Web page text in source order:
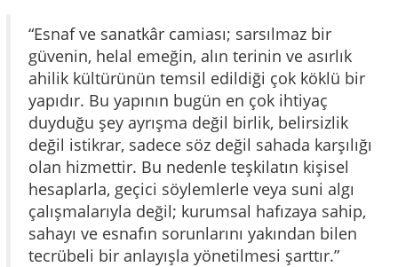
“Esnaf ve sanatkâr camiası; sarsılmaz bir
güvenin, helal emeğin, alın terinin ve asırlık
ahilik kültürünün temsil edildiği çok köklü bir
yapıdır. Bu yapının bugün en çok ihtiyaç
duyduğu şey ayrışma değil birlik, belirsizlik
değil istikrar, sadece söz değil sahada karşılığı
olan hizmettir. Bu nedenle teşkilatın kişisel
hesaplarla, geçici söylemlerle veya suni algı
çalışmalarıyla değil; kurumsal hafızaya sahip,
sahayı ve esnafın sorunlarını yakından bilen
tecrübeli bir anlayışla yönetilmesi şarttır.”